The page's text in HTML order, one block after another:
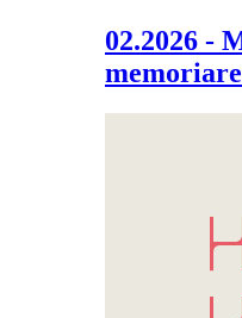
02.2026 -